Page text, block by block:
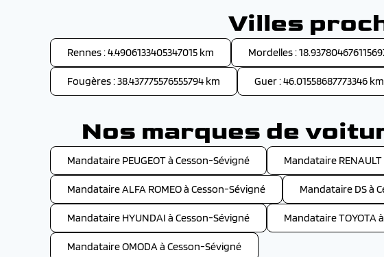
Villes
Rennes : 4.4906133405347015 km Mordelles :
Fougères : 38.437775576555794 km Guer : 46.01558687773346 km
Nos marques de
Mandataire PEUGEOT à Cesson-Sévigné Mandataire
Mandataire ALFA ROMEO à Cesson-Sévigné Mandataire DS à
Mandataire HYUNDAI à Cesson-Sévigné Mandataire TOYOTA
Mandataire OMODA à Cesson-Sévigné